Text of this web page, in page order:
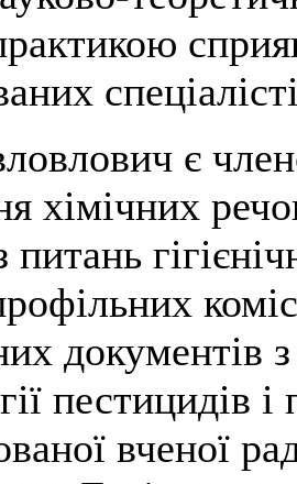
є
хімічних
питань
документів з
пестицидів
вченої